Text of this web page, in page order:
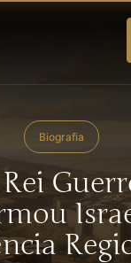
Biografia